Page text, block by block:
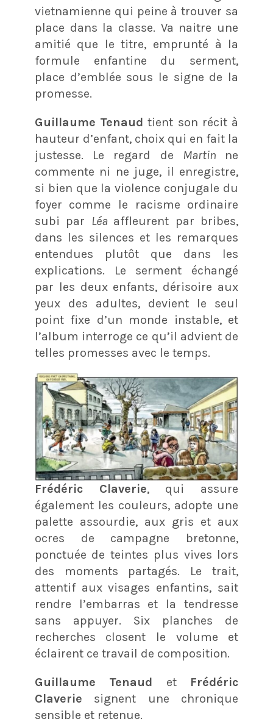
vietnamienne qui peine à trouver sa
place dans la classe. Va naitre une
amitié que le titre, emprunté à la
formule enfantine du serment,
place d’emblée sous le signe de la
promesse.
Guillaume Tenaudtient son récit à
hauteur d’enfant, choix qui en fait la
justesse. Le regard de Martin ne
commente ni ne juge, il enregistre,
si bien que la violence conjugale du
foyer comme le racisme ordinaire
subi par Léa affleurent par bribes,
dans les silences et les remarques
entendues plutôt que dans les
explications. Le serment échangé
par les deux enfants, dérisoire aux
yeux des adultes, devient le seul
point fixe d’un monde instable, et
l’album interroge ce qu’il advient de
telles promesses avec le temps.
Frédéric Claverie, qui assure
également les couleurs, adopte une
palette assourdie, aux gris et aux
ocres de campagne bretonne,
ponctuée de teintes plus vives lors
des moments partagés. Le trait,
attentif aux visages enfantins, sait
rendre l’embarras et la tendresse
sans appuyer. Six planches de
recherches closent le volume et
éclairent ce travail de composition.
Guillaume Tenaud et Frédéric
Claverie signent une chronique
sensible et retenue.